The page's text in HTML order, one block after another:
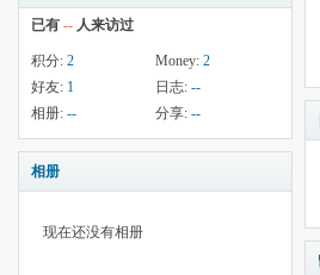
已有 -- 人来访过
积分: 2 Money: 2
好友: 1 日志: --
相册: -- 分享: --
相册
现在还没有相册